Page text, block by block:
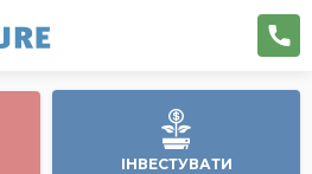
ІНВЕСТУВАТИ